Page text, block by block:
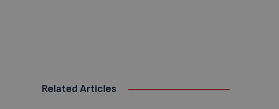
Related Articles